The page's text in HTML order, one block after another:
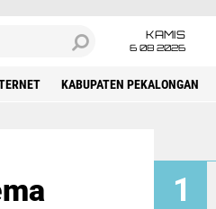
KAMIS
6 08 2026
KABUPATEN PEKALONGAN